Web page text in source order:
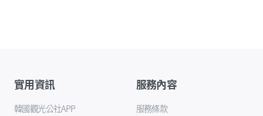
實用資訊
韓國觀光公社APP
服務內容
服務條款